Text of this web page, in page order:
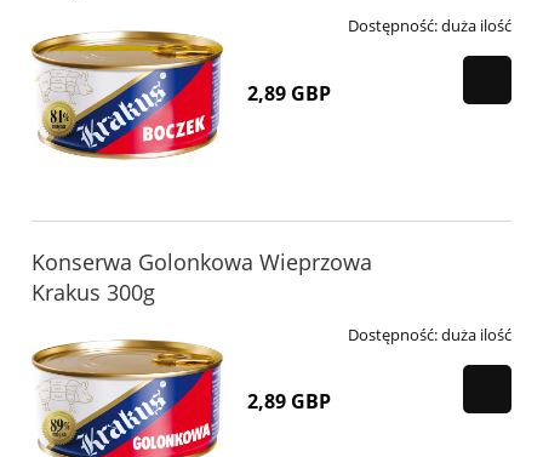
Dostępność:duża ilość
2,89 GBP
Konserwa Golonkowa Wieprzowa
Krakus 300g
Dostępność:duża ilość
2,89 GBP